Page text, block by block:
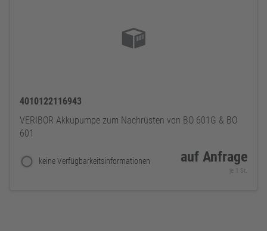
4010122116943
VERIBOR Akkupumpe zum Nachrüsten von BO 601G & BO
601
keine Verfügbarkeitsinformationen auf Anfrage
je 1 St.